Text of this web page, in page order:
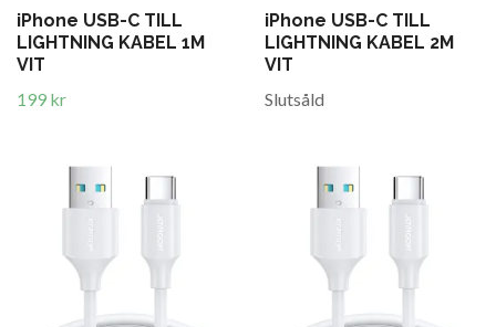
iPhone USB-C TILL
LIGHTNING KABEL 1M
VIT
199 kr
iPhone USB-C TILL
LIGHTNING KABEL 2M
VIT
Slutsåld